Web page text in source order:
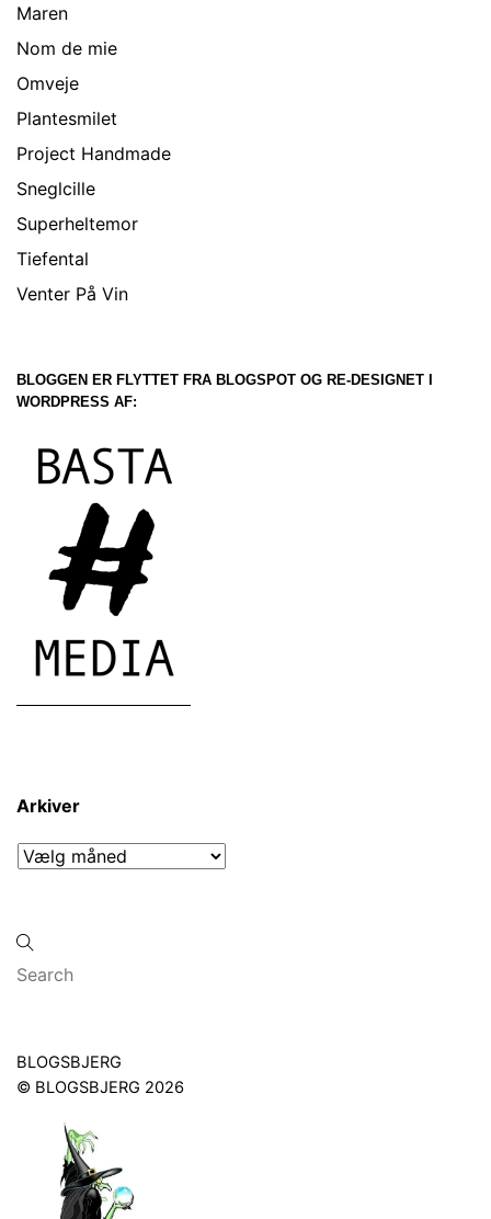
Maren
Nom de mie
Omveje
Plantesmilet
Project Handmade
Sneglcille
Superheltemor
Tiefental
Venter På Vin
BLOGGEN ER FLYTTET FRA BLOGSPOT OG RE-DESIGNET I
WORDPRESS AF:
Arkiver
Arkiver
Back
To
BLOGSBJERG
© BLOGSBJERG 2026